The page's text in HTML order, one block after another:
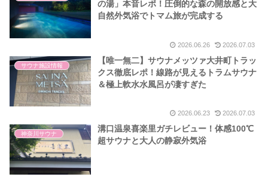
の湯」本音レポ！圧倒的な森の開放感と大
自然外気浴でトマム旅が完成する
2026.06.26 2026.07.03
サウナ施設情報
【唯一無二】サウナメッツァ大井町トラッ
クス徹底レポ！線路が見えるトラムサウナ
＆極上軟水水風呂が凄すぎた
2026.06.23 2026.07.03
神奈川サウナ
溝口温泉喜楽里ガチレビュー！体感100℃
超サウナと大人の静寂外気浴